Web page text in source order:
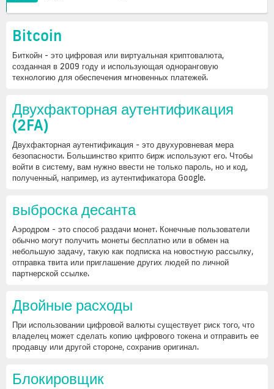
Bitcoin
Биткойн - это цифровая или виртуальная криптовалюта,
созданная в 2009 году и использующая одноранговую
технологию для обеспечения мгновенных платежей.
Двухфакторная аутентификация
(2FA)
Двухфакторная аутентификация - это двухуровневая мера
безопасности. Большинство крипто бирж используют его. Чтобы
войти в систему, вам нужно ввести не только пароль, но и код,
полученный, например, из аутентификатора Google.
выброска десанта
Аэродром - это способ раздачи монет. Конечные пользователи
обычно могут получить монеты бесплатно или в обмен на
небольшую задачу, такую как подписка на новостную рассылку,
отправка твита или приглашение других людей по личной
партнерской ссылке.
Двойные расходы
При использовании цифровой валюты существует риск того, что
владелец может сделать копию цифрового токена и отправить ее
продавцу или другой стороне, сохранив оригинал.
Блокировщик